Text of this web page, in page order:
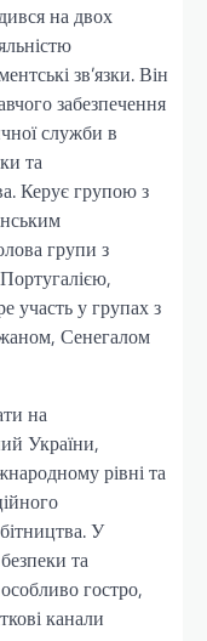
на двох
зв’язки. Він
забезпечення
служби в
та
Керує групою з
групи з
участь у групах з
Сенегалом
на
України,
рівні та
У
та
гостро,
канали